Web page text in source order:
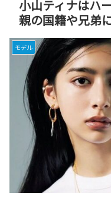
小山ティナはハ
親の国籍や兄弟
モデル